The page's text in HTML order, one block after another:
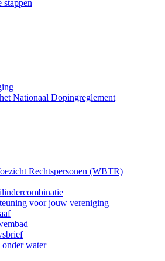
Nationaal Dopingreglement
Rechtspersonen (WBTR)
voor jouw vereniging
water